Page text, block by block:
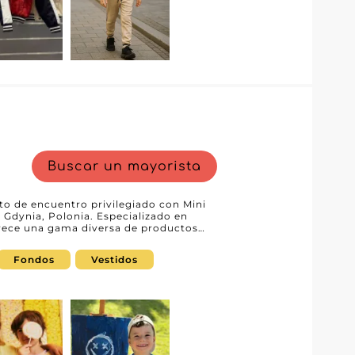
tienda y le ayuda a destacar en el
Buscar un mayorista
de encuentro privilegiado con Mini
Polonia. Especializado en
una gama diversa de productos
necesidades de los profesionales
crucial para destacar en un
por diseños modernos y un
finales estilo y comodidad durante
Fondos Vestidos